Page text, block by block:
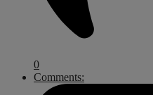
0
Comments: